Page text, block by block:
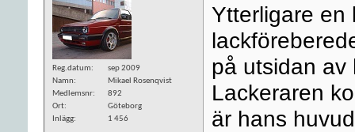
Reg.datum
sep 2009
Namn
Mikael Rosenqvist
Medlemsnr
892
Ort
Göteborg
Inlägg
1 456
Ytterligare en
på utsidan av
Lackeraren
är hans